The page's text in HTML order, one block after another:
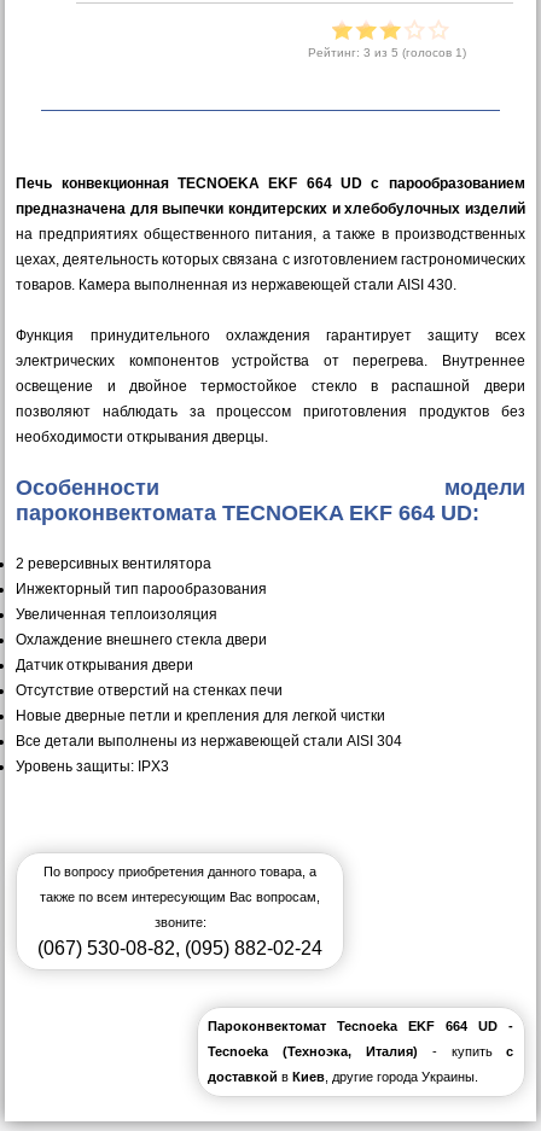
Рейтинг: 3 из 5 (голосов 1)
Печь конвекционная TECNOEKA EKF 664 UD с парообразованием
предназначена для выпечки кондитерских и хлебобулочных изделий
на предприятиях общественного питания, а также в производственных
цехах, деятельность которых связана с изготовлением гастрономических
товаров. Камера выполненная из нержавеющей стали AISI 430.
Функция принудительного охлаждения гарантирует защиту всех
электрических компонентов устройства от перегрева. Внутреннее
освещение и двойное термостойкое стекло в распашной двери
позволяют наблюдать за процессом приготовления продуктов без
необходимости открывания дверцы.
Особенности модели
пароконвектомата TECNOEKA EKF 664 UD:
2 реверсивных вентилятора
Инжекторный тип парообразования
Увеличенная теплоизоляция
Охлаждение внешнего стекла двери
Датчик открывания двери
Отсутствие отверстий на стенках печи
Новые дверные петли и крепления для легкой чистки
Все детали выполнены из нержавеющей стали AISI 304
Уровень защиты: IPX3
По вопросу приобретения данного товара, а
также по всем интересующим Вас вопросам,
звоните:
(067) 530-08-82, (095) 882-02-24
Пароконвектомат Tecnoeka EKF 664 UD -
Tecnoeka (Техноэка, Италия) - купитьс
доставкой вКиев , другие города Украины.